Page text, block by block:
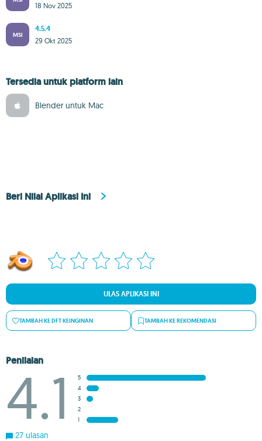
18 Nov 2025
MSI
4.5.4
29 Okt 2025
Tersedia untuk platform lain
Blender untuk Mac
Beri Nilai Aplikasi Ini
ULAS APLIKASI INI
TAMBAH KE DFT KEINGINAN TAMBAH KE REKOMENDASI
Penilaian
4.1
5
4
3
2
1
27 ulasan